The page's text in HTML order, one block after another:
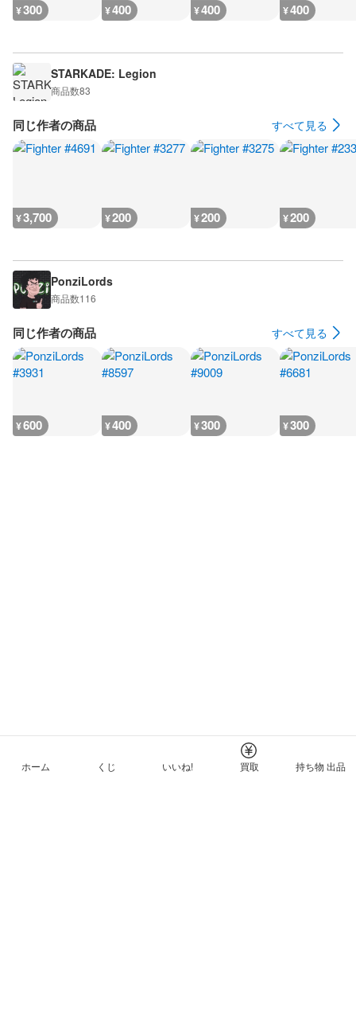
¥300 ¥400 ¥400 ¥400
STARKADE: Legion
商品数83
同じ作者の商品 すべて見る
¥3,700 ¥200 ¥200 ¥200
PonziLords
商品数116
同じ作者の商品 すべて見る
¥600 ¥400 ¥300 ¥300
ホーム くじ いいね! 買取 持ち物 出品